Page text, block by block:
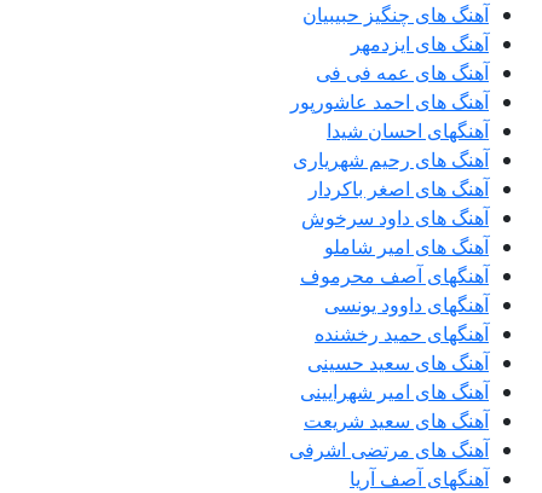
آهنگ های چنگیز حبیبیان
آهنگ های ایزدمهر
آهنگ های عمه فی فی
آهنگ های احمد عاشورپور
آهنگهای احسان شیدا
آهنگ های رحیم شهریاری
آهنگ های اصغر باکردار
آهنگ های داود سرخوش
آهنگ های امیر شاملو
آهنگهای آصف محرموف
آهنگهای داوود یونسی
آهنگهای حمید رخشنده
آهنگ های سعید حسینی
آهنگ های امیر شهرایینی
آهنگ های سعید شریعت
آهنگ های مرتضی اشرفی
آهنگهای آصف آریا